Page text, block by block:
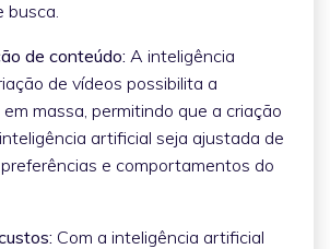
busca.
de conteúdo: A inteligência
de vídeos possibilita a
massa, permitindo que a criação
artificial seja ajustada de
e comportamentos do
Com a inteligência artificial